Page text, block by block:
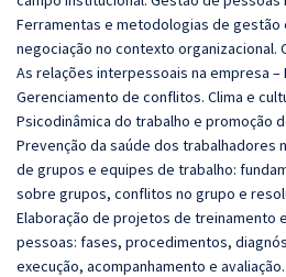
Ferramentas e metodologias de gestão
negociação no contexto organizacional.
As relações interpessoais na empresa
Gerenciamento de conflitos. Clima e
Psicodinâmica do trabalho e promoção
Prevenção da saúde dos trabalhadores
de grupos e equipes de trabalho:
sobre grupos, conflitos no grupo e
Elaboração de projetos de treinamento
pessoas: fases, procedimentos,
execução, acompanhamento e